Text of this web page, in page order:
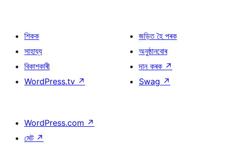
শিকক
সাহায্য
বিকাশকাৰী
WordPress.tv ↗
জড়িত হৈ পৰক
অনুষ্ঠানবোৰ
দান কৰক ↗
Swag ↗
WordPress.com ↗
মেট ↗